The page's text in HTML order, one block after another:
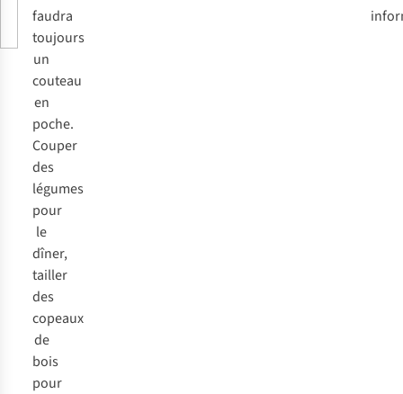
faudra
toujours
un
couteau
en
poche.
Couper
des
légumes
pour
le
dîner,
tailler
des
copeaux
de
bois
pour